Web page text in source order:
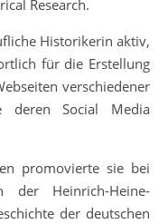
Research.
Historikerin aktiv,
für die Erstellung
verschiedener
deren Social Media
promovierte sie bei
Heinrich-Heine-
der deutschen